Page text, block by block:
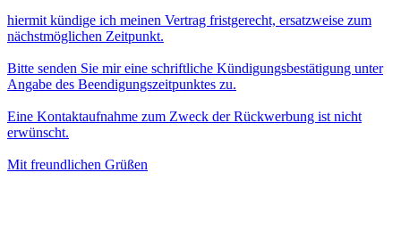
hiermit kündige ich meinen Vertrag fristgerecht, ersatzweise zum
nächstmöglichen Zeitpunkt.
Bitte senden Sie mir eine schriftliche Kündigungsbestätigung unter
Angabe des Beendigungszeitpunktes zu.
Eine Kontaktaufnahme zum Zweck der Rückwerbung ist nicht
erwünscht.
Mit freundlichen Grüßen